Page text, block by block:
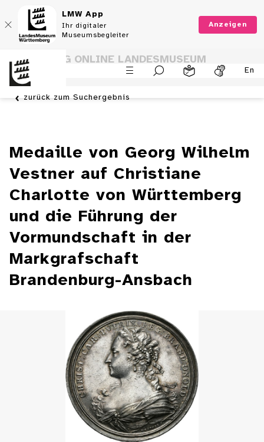
LMW App
Ihr digitaler
Museumsbegleiter
Anzeigen
En
SAMMLUNG ONLINE LANDESMUSEUM
WÜRTTEMBERG
zurück zum Suchergebnis
Medaille von Georg Wilhelm
Vestner auf Christiane
Charlotte von Württemberg
und die Führung der
Vormundschaft in der
Markgrafschaft
Brandenburg-Ansbach